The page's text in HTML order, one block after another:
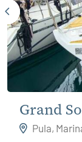
Grand
Destiny
Pula,